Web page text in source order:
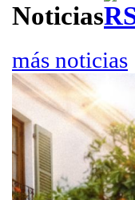
Noticias
más noticias